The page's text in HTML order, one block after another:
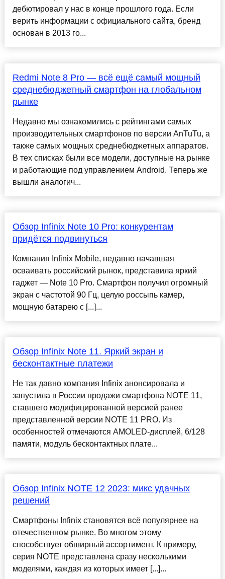
дебютировал у нас в конце прошлого года. Если
верить информации с официального сайта, бренд
основан в 2013 го...
Redmi Note 8 Pro — всё ещё самый мощный
среднебюджетный смартфон на глобальном
рынке
Недавно мы ознакомились с рейтингами самых
производительных смартфонов по версии AnTuTu, а
также самых мощных среднебюджетных аппаратов.
В тех списках были все модели, доступные на рынке
и работающие под управлением Android. Теперь же
вышли аналогич...
Обзор Infinix Note 10 Prо: конкурентам
придётся подвинуться
Компания Infinix Mobile, недавно начавшая
осваивать российский рынок, представила яркий
гаджет — Note 10 Pro. Смартфон получил огромный
экран с частотой 90 Гц, целую россыпь камер,
мощную батарею с [...]...
Обзор Infinix Note 11. Яркий экран и
бесконтактные платежи
Не так давно компания Infinix анонсировала и
запустила в России продажи смартфона NOTE 11,
ставшего модифицированной версией ранее
представленной версии NOTE 11 PRO. Из
особенностей отмечаются AMOLED-дисплей, 6/128
памяти, модуль бесконтактных плате...
Обзор Infinix NOTE 12 2023: микс удачных
решений
Смартфоны Infinix становятся всё популярнее на
отечественном рынке. Во многом этому
способствует обширный ассортимент. К примеру,
серия NOTE представлена сразу несколькими
моделями, каждая из которых имеет [...]...